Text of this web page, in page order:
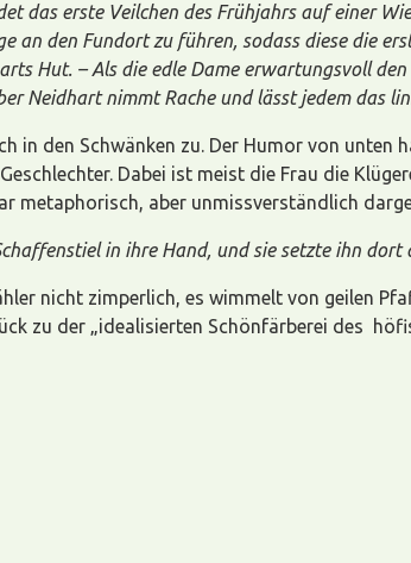
das erste Veilchen des Frühjahrs auf einer
an den Fundort zu führen, sodass diese die
Hut. –Als die edle Dame erwartungsvoll
Neidhart nimmt Rache und lässt jedem das
in den Schwänken zu. Der Humor von
Dabei ist meist die Frau die
metaphorisch, aber unmissverständlich
in ihre Hand, und sie setzte ihn
nicht zimperlich, es wimmelt von geilen
zu der „idealisierten Schönfärberei des